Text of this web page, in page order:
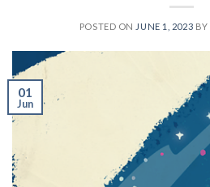
POSTED ON JUNE 1, 2023 BY
01
Jun